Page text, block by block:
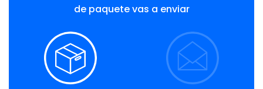
de paquete vas a enviar